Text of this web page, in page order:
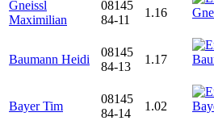
Gneissl
Maximilian
08145
84-11
1.16
Baumann Heidi
08145
84-13
1.17
Bayer Tim
08145
84-14
1.02